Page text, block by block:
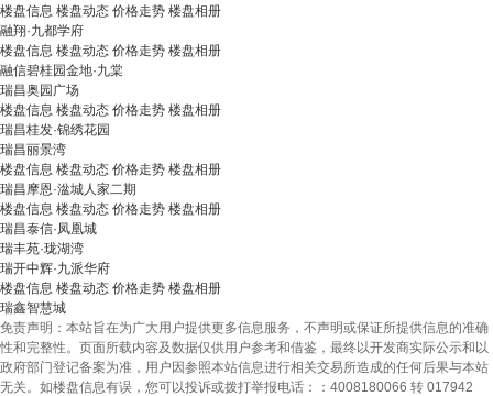
楼盘信息 楼盘动态 价格走势 楼盘相册
融翔·九都学府
楼盘信息 楼盘动态 价格走势 楼盘相册
融信碧桂园金地·九棠
瑞昌奥园广场
楼盘信息 楼盘动态 价格走势 楼盘相册
瑞昌桂发·锦绣花园
瑞昌丽景湾
楼盘信息 楼盘动态 价格走势 楼盘相册
瑞昌摩恩·湓城人家二期
楼盘信息 楼盘动态 价格走势 楼盘相册
瑞昌泰信·凤凰城
瑞丰苑·珑湖湾
瑞开中辉·九派华府
楼盘信息 楼盘动态 价格走势 楼盘相册
瑞鑫智慧城
免责声明：本站旨在为广大用户提供更多信息服务，不声明或保证所提供信息的准确
性和完整性。页面所载内容及数据仅供用户参考和借鉴，最终以开发商实际公示和以
政府部门登记备案为准，用户因参照本站信息进行相关交易所造成的任何后果与本站
无关。如楼盘信息有误，您可以投诉或拨打举报电话：：4008180066 转 017942